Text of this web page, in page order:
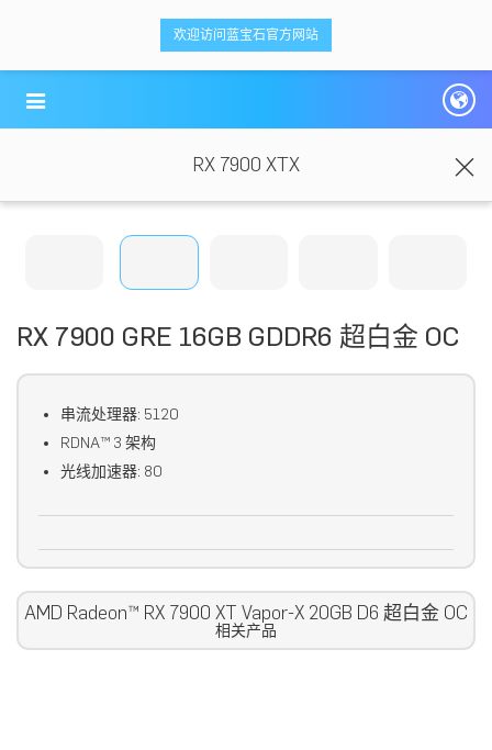
欢迎访问蓝宝石官方网站
RX 7900 XTX
RX 7900 GRE 16GB GDDR6 超白金 OC
串流处理器: 5120
RDNA™ 3 架构
光线加速器: 80
AMD Radeon™ RX 7900 XT Vapor-X 20GB D6 超白金 OC
相关产品
<ti-item style="box-sizing: border-box;"><ti-item style="box-sizing: border-box;">
蓝宝科技
</ti-item>